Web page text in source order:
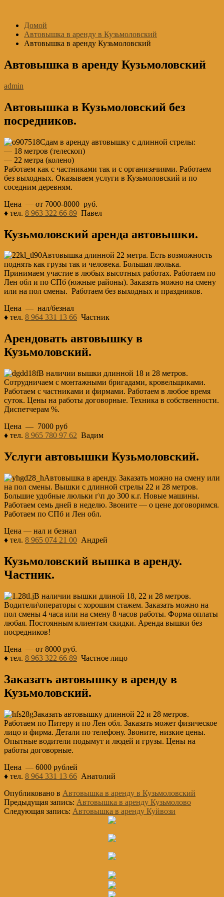
содержимому
Домой
Автовышка в аренду в Кузьмоловский
Автовышка в аренду Кузьмоловский
Автовышка в аренду Кузьмоловский
admin
Автовышка в Кузьмоловский без
посредников.
Сдам в аренду автовышку с длинной стрелы:
— 18 метров (телескоп)
— 22 метра (колено)
Работаем как с частниками так и с организачиями. Работаем
без выходных. Оказываем услуги в Кузьмоловский и по
соседним деревням.
Цена — от 7000-8000 руб.
♦ тел. 8 963 322 66 89 Павел
Кузьмоловский аренда автовышки.
Автовышка длинной 22 метра. Есть возможность
поднять как грузы так и человека. Большая люлька.
Принимаем участие в любых высотных работах. Работаем по
Лен обл и по СПб (южные районы). Заказать можно на смену
или на пол смены. Работаем без выходных и праздников.
Цена — нал/безнал
♦ тел. 8 964 331 13 66 Частник
Арендовать автовышку в
Кузьмоловский.
В наличии вышки длинной 18 и 28 метров.
Сотрудничаем с монтажными бригадами, кровельщиками.
Работаем с частниками и фирмами. Работаем в любое время
суток. Цены на работы договорные. Техника в собственности.
Диспетчерам %.
Цена — 7000 руб
♦ тел. 8 965 780 97 62 Вадим
Услуги автовышки Кузьмоловский.
Автовышка в аренду. Заказать можно на смену или
на пол смены. Вышки с длинной стрелы 22 и 28 метров.
Большие удобные люльки г\п до 300 к.г. Новые машины.
Работаем семь дней в неделю. Звоните — о цене договоримся.
Работаем по СПб и Лен обл.
Цена — нал и безнал
♦ тел. 8 965 074 21 00 Андрей
Кузьмоловский вышка в аренду.
Частник.
В наличии вышки длиной 18, 22 и 28 метров.
Водители\операторы с хорошим стажем. Заказать можно на
пол смены 4 часа или на смену 8 часов работы. Форма оплаты
любая. Постоянным клиентам скидки. Аренда вышки без
посредников!
Цена — от 8000 руб.
♦ тел. 8 963 322 66 89 Частное лицо
Заказать автовышку в аренду в
Кузьмоловский.
Заказать автовышку длинной 22 и 28 метров.
Работаем по Питеру и по Лен обл. Заказать может физическое
лицо и фирма. Детали по телефону. Звоните, низкие цены.
Опытные водители подымут и людей и грузы. Цены на
работы договорные.
Цена — 6000 рублей
♦ тел. 8 964 331 13 66 Анатолий
Опубликовано в Автовышка в аренду в Кузьмоловский
Предыдущая запись: Автовышка в аренду Кузьмолово
Следующая запись: Автовышка в аренду Куйвози